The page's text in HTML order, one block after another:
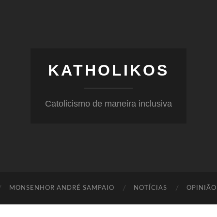
KATHOLIKOS
Catolicismo de maneira inclusiva
MONSENHOR ANDRÉ SAMPAIO NOTÍCIAS OPINIÃO